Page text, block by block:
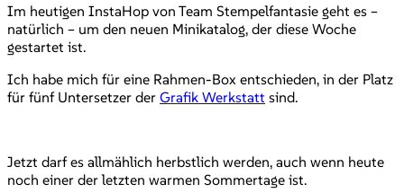
Im heutigen InstaHop von Team Stempelfantasie geht es –
natürlich – um den neuen Minikatalog, der diese Woche
gestartet ist.
Ich habe mich für eine Rahmen-Box entschieden, in der Platz
für fünf Untersetzer der Grafik Werkstatt sind.
Jetzt darf es allmählich herbstlich werden, auch wenn heute
noch einer der letzten warmen Sommertage ist.